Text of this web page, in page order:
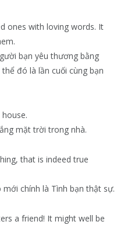
ones with loving words. It
bạn yêu thương bằng
đó là lần cuối cùng bạn
mặt trời trong nhà.
that is indeed true
chính là Tình bạn thật sự.
a friend! It might well be